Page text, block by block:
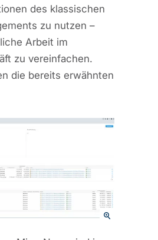
des klassischen
zu nutzen –
Arbeit im
zu vereinfachen.
die bereits erwähnten